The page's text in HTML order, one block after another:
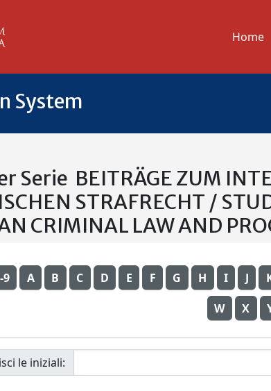
Home
System
Serie BEITRÄGE ZUM
STRAFRECHT /
CRIMINAL LAW AND
9 A B C D E F G H I J
W X
le iniziali: